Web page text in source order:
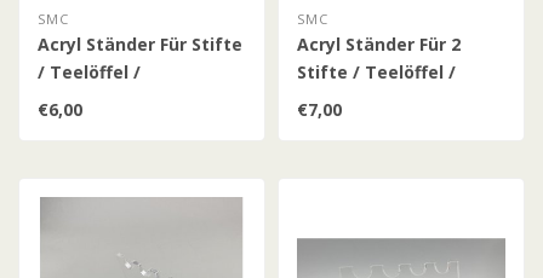
SMC
Acryl Ständer Für Stifte
/ Teelöffel /
Patronenhülsen /
€6,00
SMC
Acryl Ständer Für 2
Stifte / Teelöffel /
Patronenhülsen /
€7,00